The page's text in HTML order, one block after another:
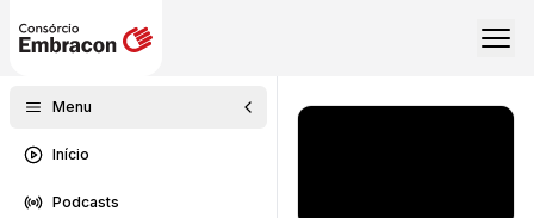
Menu
Início
Podcasts